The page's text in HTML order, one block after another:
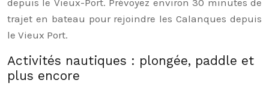
depuis le Vieux-Port. Prévoyez environ 30 minutes de
trajet en bateau pour rejoindre les Calanques depuis
le Vieux Port.
Activités nautiques : plongée, paddle et
plus encore